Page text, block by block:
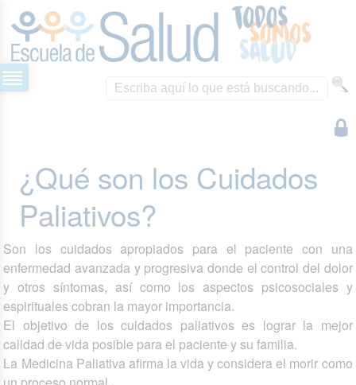
¿Qué son los Cuidados
Paliativos?
Son los cuidados apropiados para el paciente con una
enfermedad avanzada y progresiva donde el control del dolor
y otros síntomas, así como los aspectos psicosociales y
espirituales cobran la mayor importancia.
El objetivo de los cuidados paliativos es lograr la mejor
calidad de vida posible para el paciente y su familia.
La Medicina Paliativa afirma la vida y considera el morir como